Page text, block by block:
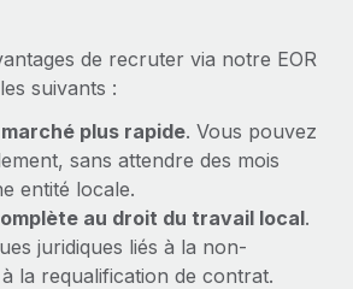
de recruter via notre EOR
suivants :
plus rapide. Vous pouvez
sans attendre des mois
entité locale.
au droit du travail local.
juridiques liés à la non-
la requalification de contrat.